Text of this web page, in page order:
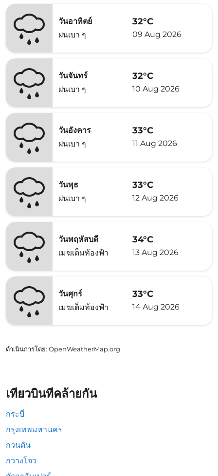
วันอาทิตย์
ฝนเบา ๆ
32°C
09 Aug 2026
วันจันทร์
ฝนเบา ๆ
32°C
10 Aug 2026
วันอังคาร
ฝนเบา ๆ
33°C
11 Aug 2026
วันพุธ
ฝนเบา ๆ
33°C
12 Aug 2026
วันพฤหัสบดี
เมฆเต็มท้องฟ้า
34°C
13 Aug 2026
วันศุกร์
เมฆเต็มท้องฟ้า
33°C
14 Aug 2026
ดำเนินการโดย: OpenWeatherMap.org
เที่ยวบินที่คล้ายกัน
กระบี่
กรุงเทพมหานคร
กวนตัน
กวางโจว